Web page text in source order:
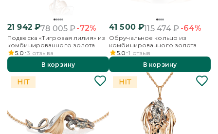
21 942₽78 005₽-72%
Подвеска «Тигровая лилия» из
комбинированного золота
5.0 3 отзыва
В корзину
41 500₽115 474₽-64%
Обручальное кольцо из
комбинированного золота
5.0 1 отзыв
В корзину